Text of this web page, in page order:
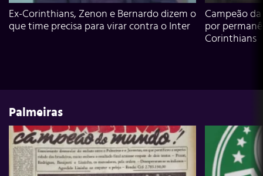
Ex-Corinthians, Zenon e Bernardo dizem o
que time precisa para virar contra o Inter
Campeão
por
Corinthians
Palmeiras